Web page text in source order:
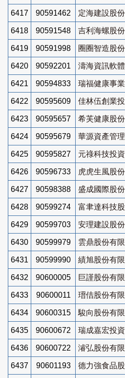
6417 90591462 定海建設股
6418 90591548 吉利海螺股
6419 90591998 圈圈智造股
6420 90592201 濤海資訊軟
6421 90594833 瑞福健康事
6422 90595609 佳林伍創業
6423 90595657 希芙健康股
6424 90595679 華源資產管
6425 90595827 元祿科技投
6426 90596733 虎虎生風股
6427 90598388 盛成國際股
6428 90599274 富聿達科技
6429 90599703 安理建設股
6430 90599979 雲鼎股份有
6431 90599990 績旭股份有
6432 90600005 巨謹股份有
6433 90600011 瑨佶股份有
6434 90600315 駿向股份有
6435 90600672 瑞成嘉宏投
6436 90600722 濬弘股份有
6437 90601193 德力強食品